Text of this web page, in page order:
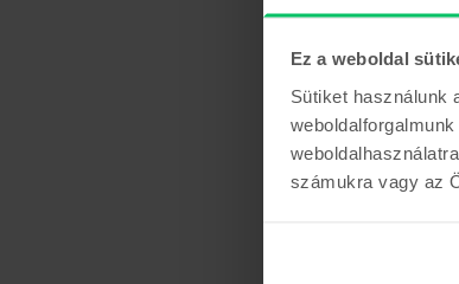
Ez a weboldal
Sütiket használunk
számukra vagy az